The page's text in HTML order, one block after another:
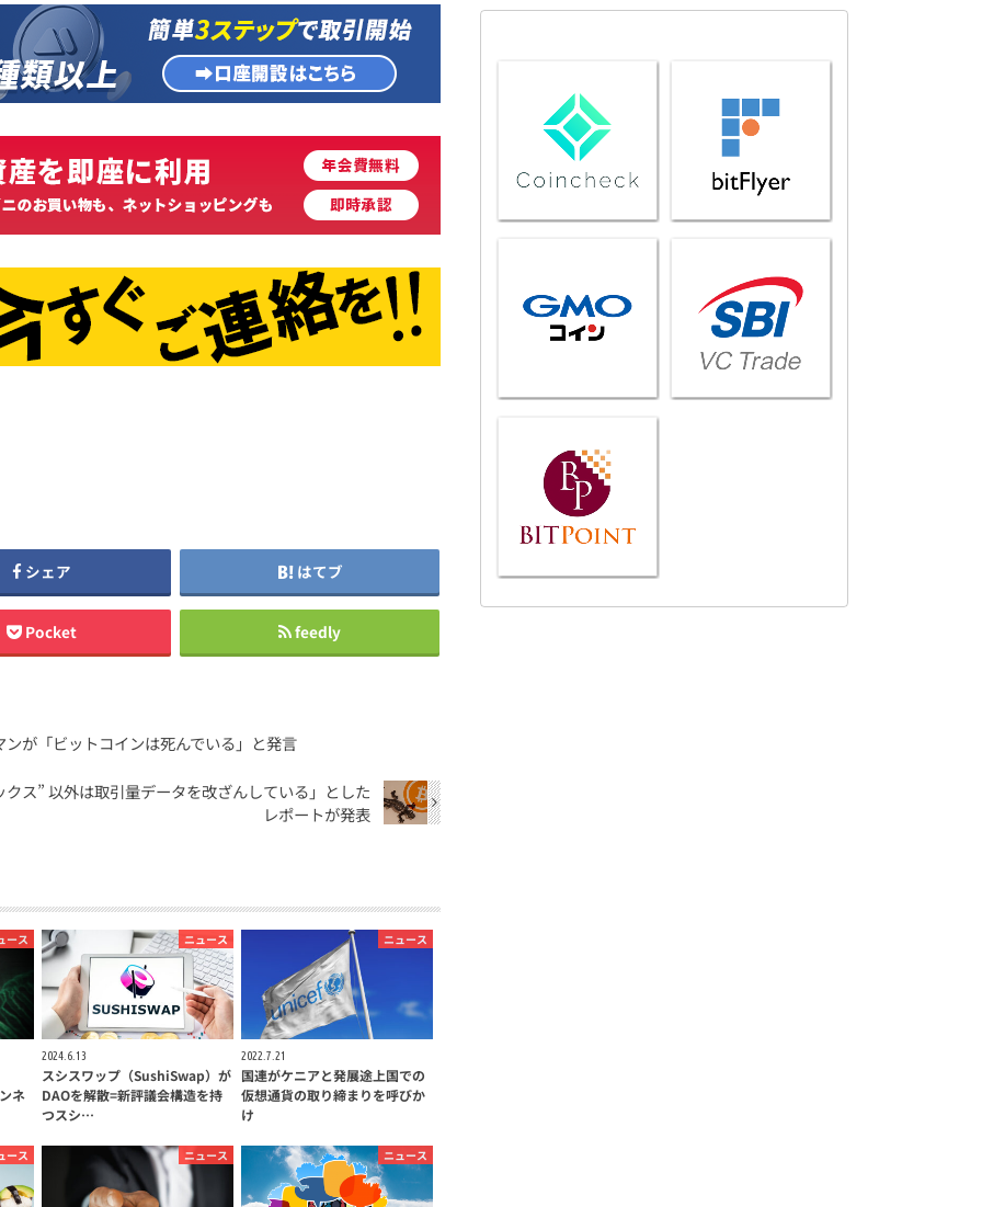
シェア はてブ
Pocket feedly
が「ビットコインは死んでいる」と発言
ス” 以外は取引量データを改ざんしている」とした
レポートが発表
ース
ネ
ニュース
2024.6.13
スシスワップ（SushiSwap）が
DAOを解散=新評議会構造を持
つスシ…
ニュース
2022.7.21
国連がケニアと発展途上国での
仮想通貨の取り締まりを呼びか
け
ース ニュース ニュース